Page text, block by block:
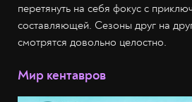
перетянуть на себя фокус с
составляющей. Сезоны друг на
смотрятся довольно целостно.
Мир кентавров